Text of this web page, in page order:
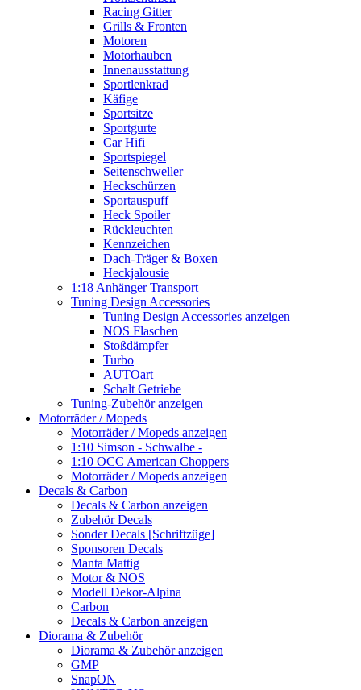
Racing Gitter
Grills & Fronten
Motoren
Motorhauben
Innenausstattung
Sportlenkrad
Käfige
Sportsitze
Sportgurte
Car Hifi
Sportspiegel
Seitenschweller
Heckschürzen
Sportauspuff
Heck Spoiler
Rückleuchten
Kennzeichen
Dach-Träger & Boxen
Heckjalousie
1:18 Anhänger Transport
Tuning Design Accessories
Tuning Design Accessories anzeigen
NOS Flaschen
Stoßdämpfer
Turbo
AUTOart
Schalt Getriebe
Tuning-Zubehör anzeigen
Motorräder / Mopeds
Motorräder / Mopeds anzeigen
1:10 Simson - Schwalbe -
1:10 OCC American Choppers
Motorräder / Mopeds anzeigen
Decals & Carbon
Decals & Carbon anzeigen
Zubehör Decals
Sonder Decals [Schriftzüge]
Sponsoren Decals
Manta Mattig
Motor & NOS
Modell Dekor-Alpina
Carbon
Decals & Carbon anzeigen
Diorama & Zubehör
Diorama & Zubehör anzeigen
GMP
SnapON